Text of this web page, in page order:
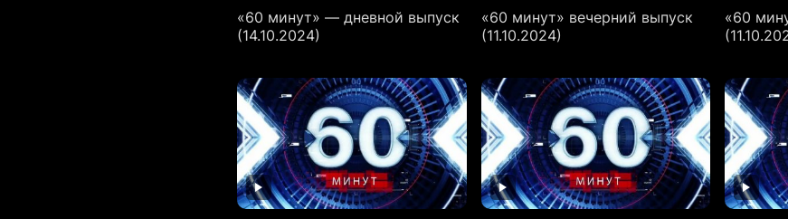
«60 минут» — дневной выпуск
(14.10.2024)
«60 минут» вечерний выпуск
(11.10.2024)
«60